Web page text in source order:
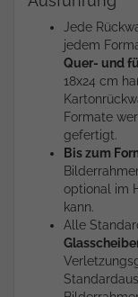
Jede
jedem
Quer- und
18x24 cm
Formate
gefertigt.
Bis zum
optional im
kann.
Alle